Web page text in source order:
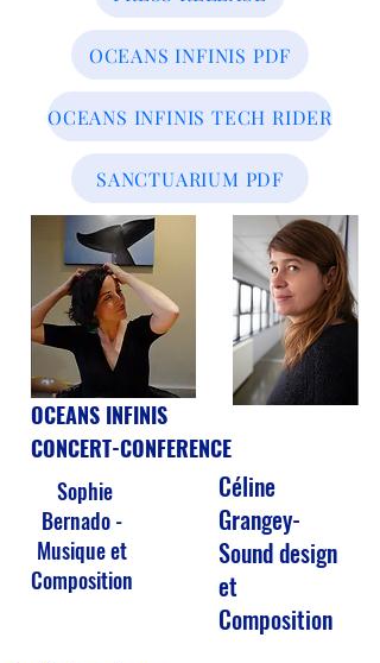
OCEANS INFINIS PDF
OCEANS INFINIS TECH RIDER
SANCTUARIUM PDF
OCEANS INFINIS
CONCERT-CONFERENCE
Sophie
Bernado -
Musique et
Composition
Céline
Grangey-
Sound design
et
Composition